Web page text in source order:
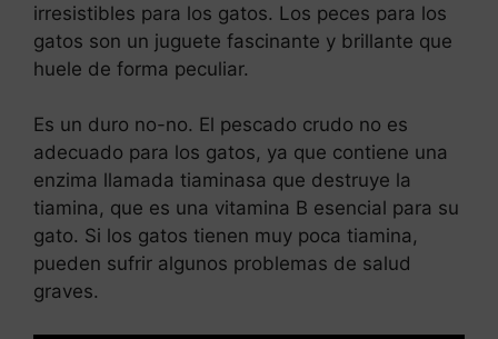
irresistibles para los gatos. Los peces para los
gatos son un juguete fascinante y brillante que
huele de forma peculiar.
Es un duro no-no. El pescado crudo no es
adecuado para los gatos, ya que contiene una
enzima llamada tiaminasa que destruye la
tiamina, que es una vitamina B esencial para su
gato. Si los gatos tienen muy poca tiamina,
pueden sufrir algunos problemas de salud
graves.